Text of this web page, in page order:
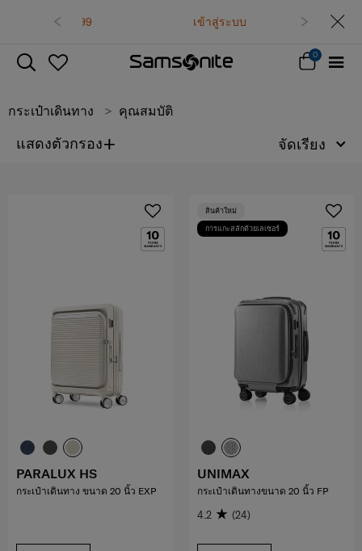
เข้าสู่ระบบ
0
กระเป๋าเดินทาง คุณสมบัติ
แสดงตัวกรอง+ จัดเรียง
PARALUX HS
กระเป๋าเดินทาง ขนาด 20 นิ้ว EXP
การแกะสลักด้วยเลเซอร์
สินค้าใหม่
UNIMAX
กระเป๋าเดินทางขนาด 20 นิ้ว FP
4.2 (24)